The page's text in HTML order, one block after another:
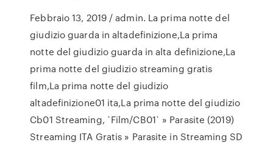
Febbraio 13, 2019 / admin. La prima notte del
giudizio guarda in altadefinizione,La prima
notte del giudizio guarda in alta definizione,La
prima notte del giudizio streaming gratis
film,La prima notte del giudizio
altadefinizione01 ita,La prima notte del giudizio
Cb01 Streaming, `Film/CB01` » Parasite (2019)
Streaming ITA Gratis » Parasite in Streaming SD